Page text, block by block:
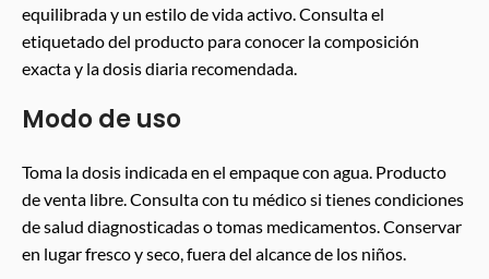
equilibrada y un estilo de vida activo. Consulta el
etiquetado del producto para conocer la composición
exacta y la dosis diaria recomendada.
Modo de uso
Toma la dosis indicada en el empaque con agua. Producto
de venta libre. Consulta con tu médico si tienes condiciones
de salud diagnosticadas o tomas medicamentos. Conservar
en lugar fresco y seco, fuera del alcance de los niños.